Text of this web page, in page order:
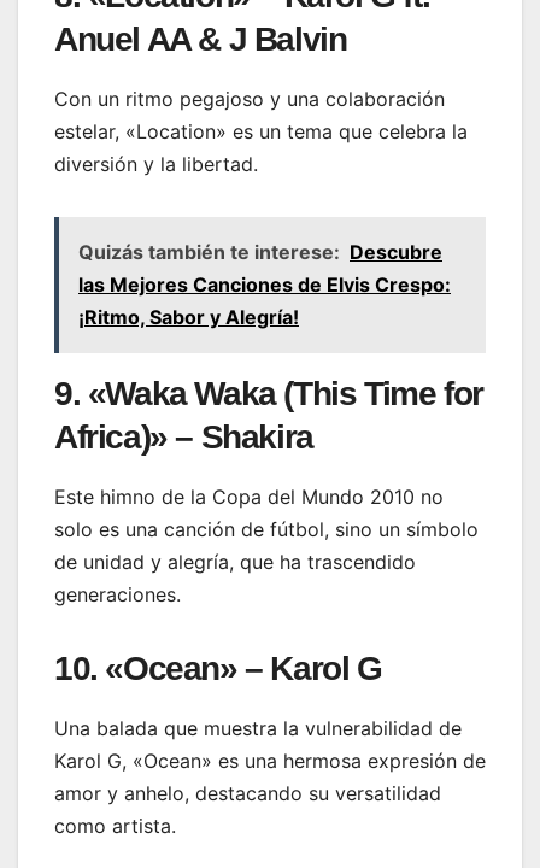
Anuel AA & J Balvin
Con un ritmo pegajoso y una colaboración
estelar, «Location» es un tema que celebra la
diversión y la libertad.
Quizás también te interese: Descubre
las Mejores Canciones de Elvis Crespo:
¡Ritmo, Sabor y Alegría!
9. «Waka Waka (This Time for
Africa)» – Shakira
Este himno de la Copa del Mundo 2010 no
solo es una canción de fútbol, sino un símbolo
de unidad y alegría, que ha trascendido
generaciones.
10. «Ocean» – Karol G
Una balada que muestra la vulnerabilidad de
Karol G, «Ocean» es una hermosa expresión de
amor y anhelo, destacando su versatilidad
como artista.